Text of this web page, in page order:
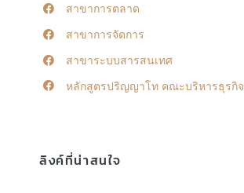
สาขาการตลาด
สาขาการจัดการ
สาขาระบบสารสนเทศ
หลักสูตรปริญญาโท คณะบริหารธุรกิจ
ลิงค์ที่น่าสนใจ